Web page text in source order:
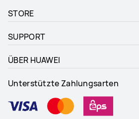
STORE
SUPPORT
ÜBER HUAWEI
Unterstützte Zahlungsarten